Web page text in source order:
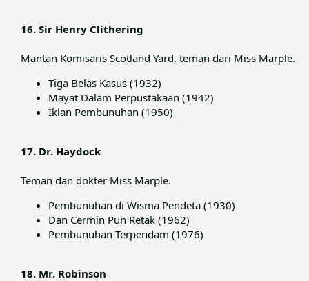
16. Sir Henry Clithering
Mantan Komisaris Scotland Yard, teman dari Miss Marple.​
Tiga Belas Kasus (1932)
Mayat Dalam Perpustakaan (1942)
Iklan Pembunuhan (1950)
17. Dr. Haydock
Teman dan dokter Miss Marple.​
Pembunuhan di Wisma Pendeta (1930)
Dan Cermin Pun Retak (1962)
Pembunuhan Terpendam (1976)
18. Mr. Robinson